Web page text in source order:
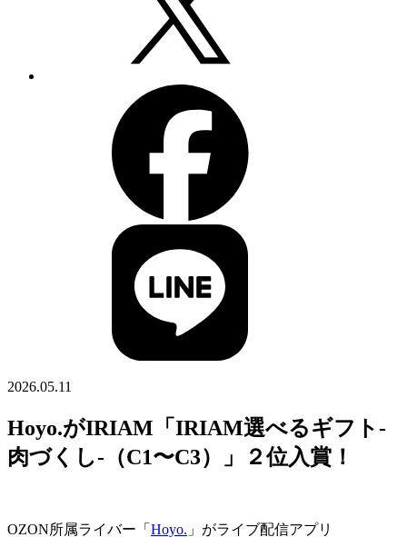
2026.05.11
Hoyo.がIRIAM「IRIAM選べるギフト-
肉づくし-（C1〜C3）」２位入賞！
OZON所属ライバー「 Hoyo. 」がライブ配信アプリ